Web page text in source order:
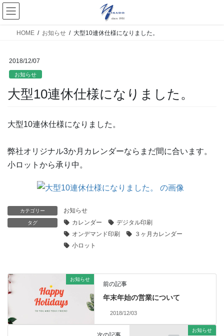
HOME お知らせ 大型10連休仕様になりました。
2018/12/07
お知らせ
大型10連休仕様になりました。
大型10連休仕様になりました。
弊社オリジナル3か月カレンダーならまだ間に合います。
小ロットから承り中。
カテゴリー お知らせ
タグ カレンダー
デジタル印刷
オンデマンド印刷
３ヶ月カレンダー
小ロット
お知らせ
前の記事
年末年始の営業について
2018/12/03
お知らせ